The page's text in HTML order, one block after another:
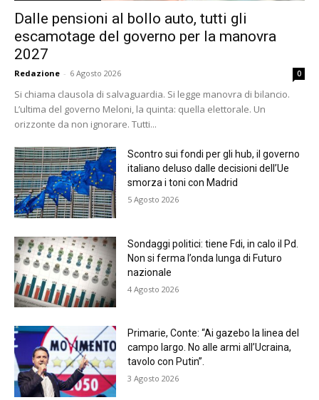
Dalle pensioni al bollo auto, tutti gli
escamotage del governo per la manovra
2027
Redazione - 6 Agosto 2026 0
Si chiama clausola di salvaguardia. Si legge manovra di bilancio.
L’ultima del governo Meloni, la quinta: quella elettorale. Un
orizzonte da non ignorare. Tutti...
Scontro sui fondi per gli hub, il governo
italiano deluso dalle decisioni dell’Ue
smorza i toni con Madrid
5 Agosto 2026
Sondaggi politici: tiene Fdi, in calo il Pd.
Non si ferma l’onda lunga di Futuro
nazionale
4 Agosto 2026
Primarie, Conte: “Ai gazebo la linea del
campo largo. No alle armi all’Ucraina,
tavolo con Putin”.
3 Agosto 2026